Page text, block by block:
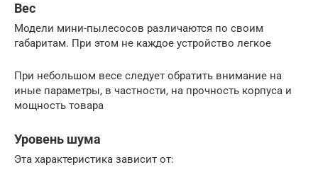
Вес
Модели мини-пылесосов различаются по своим
габаритам. При этом не каждое устройство легкое
При небольшом весе следует обратить внимание на
иные параметры, в частности, на прочность корпуса и
мощность товара
Уровень шума
Эта характеристика зависит от: